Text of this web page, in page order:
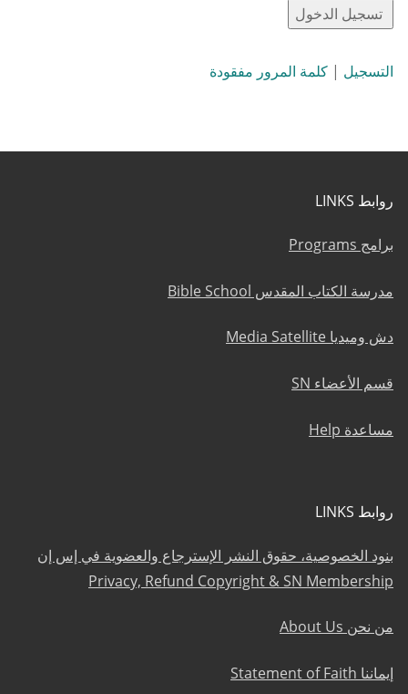
التسجيل | كلمة المرور مفقودة
روابط LINKS
برامج Programs
مدرسة الكتاب المقدس Bible School
دش وميديا Media Satellite
قسم الأعضاء SN
مساعدة Help
روابط LINKS
بنود الخصوصية، حقوق النشر الإسترجاع والعضوية في إس إن
Privacy, Refund Copyright & SN Membership
من نحن About Us
إيماننا Statement of Faith